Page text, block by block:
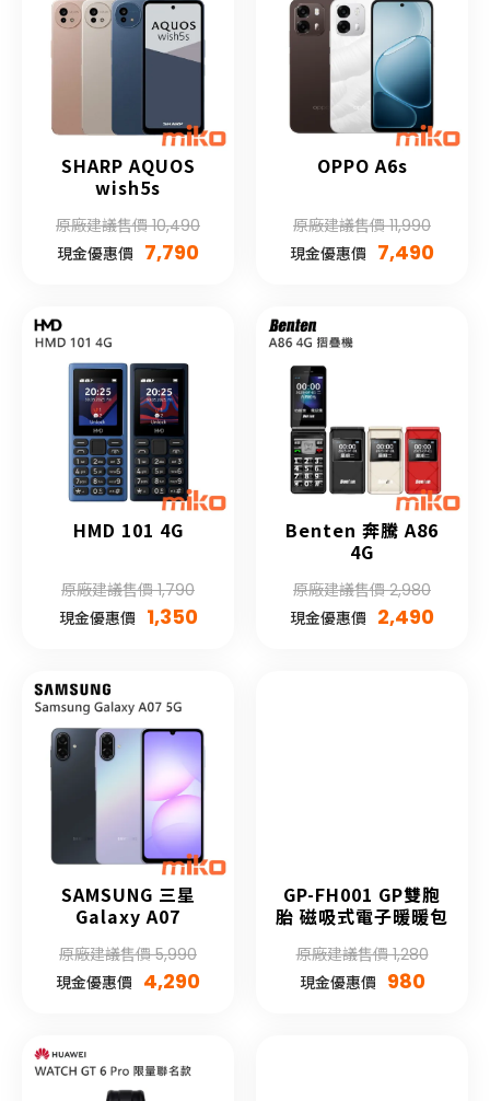
SHARP AQUOS
wish5s
原廠建議售價 10,490
現金優惠價 7,790
OPPO A6s
原廠建議售價 11,990
現金優惠價 7,490
HMD 101 4G
原廠建議售價 1,790
現金優惠價 1,350
Benten 奔騰 A86
4G
原廠建議售價 2,980
現金優惠價 2,490
SAMSUNG 三星
Galaxy A07
原廠建議售價 5,990
現金優惠價 4,290
GP-FH001 GP雙胞
胎 磁吸式電子暖暖包
原廠建議售價 1,280
現金優惠價 980